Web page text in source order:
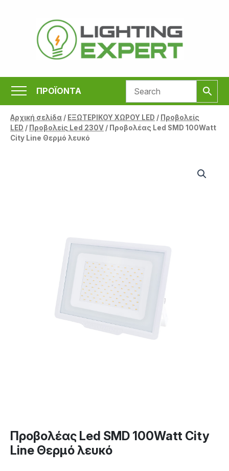
περιεχόμενο
ΠΡΟΪΟΝΤΑ
Αρχική σελίδα/ ΕΞΩΤΕΡΙΚΟΥ ΧΩΡΟΥ LED / Προβολείς
LED / Προβολείς Led 230V/ Προβολέας Led SMD 100Watt
City Line Θερμό λευκό
Προβολέας Led SMD 100Watt City
Line Θερμό λευκό